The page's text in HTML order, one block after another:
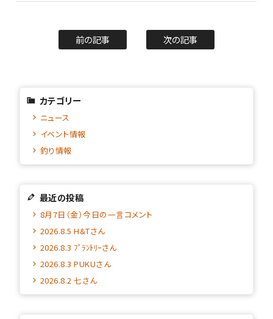
前の記事 次の記事
カテゴリー
ニュース
イベント情報
釣り情報
最近の投稿
8月7日（金）今日の一言コメント
2026.8.5 H&Tさん
2026.8.3 ﾌﾟﾗﾝﾄﾘｰさん
2026.8.3 PUKUさん
2026.8.2 七さん